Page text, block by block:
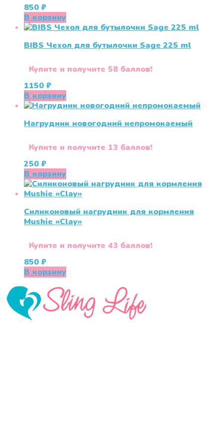
850 ₽
В корзину
BIBS Чехол для бутылочки Sage 225 ml
Купите и получите 58 баллов!
1150 ₽
В корзину
Нагрудник новогодний непромокаемый
Купите и получите 13 баллов!
250 ₽
В корзину
Силиконовый нагрудник для кормления
Mushie «Clay»
Купите и получите 43 баллов!
850 ₽
В корзину